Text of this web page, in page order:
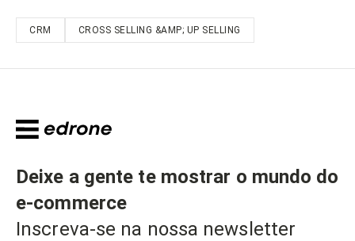
CRM CROSS SELLING &AMP; UP SELLING
Deixe a gente te mostrar o mundo do
e-commerce
Inscreva-se na nossa newsletter